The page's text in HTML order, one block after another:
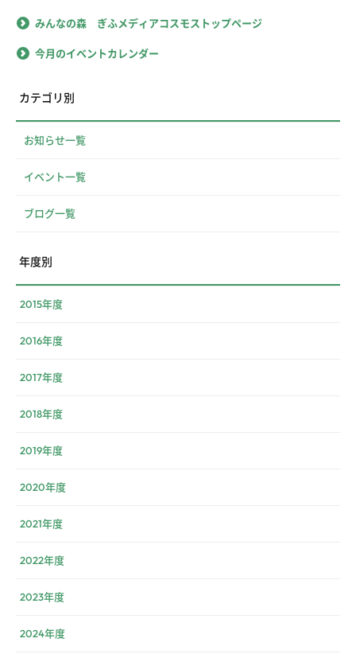
みんなの森 ぎふメディアコスモストップページ
今月のイベントカレンダー
カテゴリ別
お知らせ一覧
イベント一覧
ブログ一覧
年度別
2015年度
2016年度
2017年度
2018年度
2019年度
2020年度
2021年度
2022年度
2023年度
2024年度